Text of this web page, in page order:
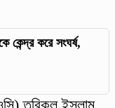
কেন্দ্র করে সংঘর্ষ,